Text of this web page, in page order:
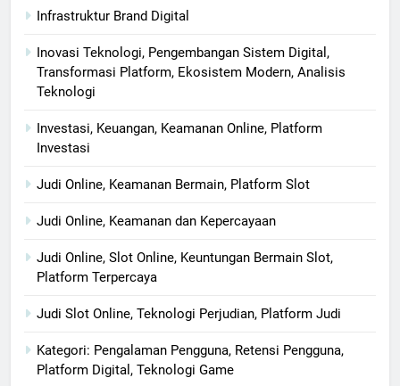
Infrastruktur Brand Digital
Inovasi Teknologi, Pengembangan Sistem Digital,
Transformasi Platform, Ekosistem Modern, Analisis
Teknologi
Investasi, Keuangan, Keamanan Online, Platform
Investasi
Judi Online, Keamanan Bermain, Platform Slot
Judi Online, Keamanan dan Kepercayaan
Judi Online, Slot Online, Keuntungan Bermain Slot,
Platform Terpercaya
Judi Slot Online, Teknologi Perjudian, Platform Judi
Kategori: Pengalaman Pengguna, Retensi Pengguna,
Platform Digital, Teknologi Game